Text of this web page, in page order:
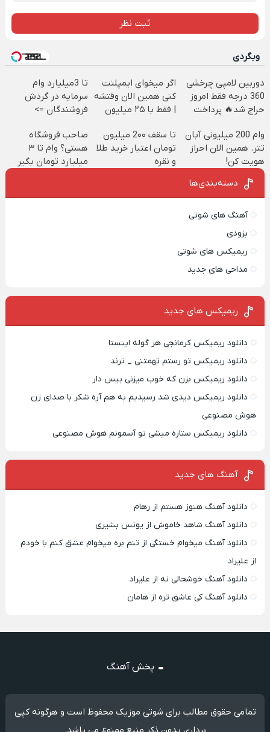
ثبت نظر
وبگردی
دوربین لامپی چرخشی
360 درجه فقط امروز
حراج شد🔥 پرداخت
اگر میخوای ایمپلنت
کنی همین الان وقتشه
| فقط با ۲۵ میلیون
تا 3میلیارد وام
سرمایه در گردش
فروشندگان =>
کن
وام 200 میلیونی آبان
تتر. همین الان احراز
هویت کن!
تا سقف 2۰۰ میلیون
تومان اعتبار خرید طلا
و نقره
صاحب فروشگاه
هستی؟ وام تا ۳
میلیارد تومان بگیر
دسته‌بندی‌ها
آهنگ های شوتی
بزودی
ریمیکس های شوتی
مداحی های جدید
ریمیکس‌ های جدید
دانلود ریمیکس کرمانجی هر گوله اینستا
دانلود ریمیکس تو رستم تهمتنی _ ترند
دانلود ریمیکس بزن که خوب میزنی بیس دار
دانلود ریمیکس دیدی شد رسیدیم به هم آره شکر با صدای زن
هوش مصنوعی
دانلود ریمیکس ستاره میشی تو آسمونم هوش مصنوعی
آهنگ های جدید
دانلود آهنگ هنوز هستم از رهام
دانلود آهنگ شاهد خاموش از یونس بشیری
دانلود آهنگ میخوام خستگی از تنم بره میخوام عشق کنم با خودم
از علیراد
دانلود آهنگ خوشحالی نه از علیراد
دانلود آهنگ کی عاشق تره از هامان
پخش آهنگ
تمامی حقوق مطالب برای شوتی موزیک محفوظ است و هرگونه کپی